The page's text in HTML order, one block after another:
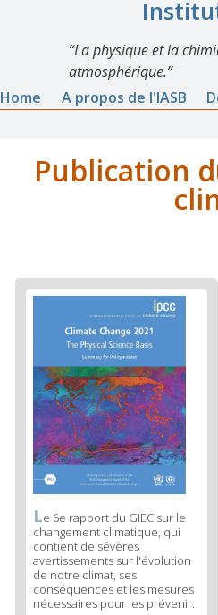
La physique et la
atmosphérique.
Home
A propos de l'IASB
Publication
image
News
image
legend
1
Le 6e rapport du GIEC sur le
changement climatique, qui
contient de sévères
avertissements sur l'évolution
de notre climat, ses
conséquences et les mesures
nécessaires pour les prévenir.